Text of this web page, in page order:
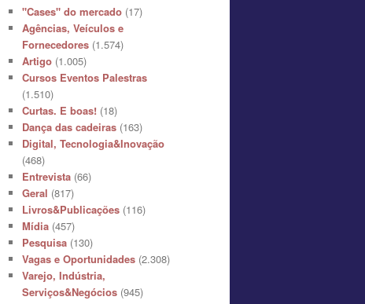
"Cases" do mercado (17)
Agências, Veículos e
Fornecedores (1.574)
Artigo (1.005)
Cursos Eventos Palestras
(1.510)
Curtas. E boas! (18)
Dança das cadeiras (163)
Digital, Tecnologia&Inovação
(468)
Entrevista (66)
Geral (817)
Livros&Publicações (116)
Mídia (457)
Pesquisa (130)
Vagas e Oportunidades (2.308)
Varejo, Indústria,
Serviços&Negócios (945)